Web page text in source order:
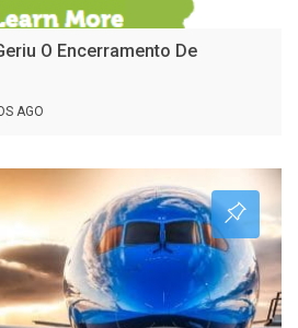
O Encerramento De
AGO